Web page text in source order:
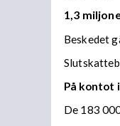
1,3
Beskedet
På kontot
De 183